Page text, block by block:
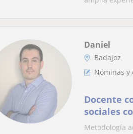
Daniel
Badajoz
Nóminas y
Docente
sociales
online y
Metodología